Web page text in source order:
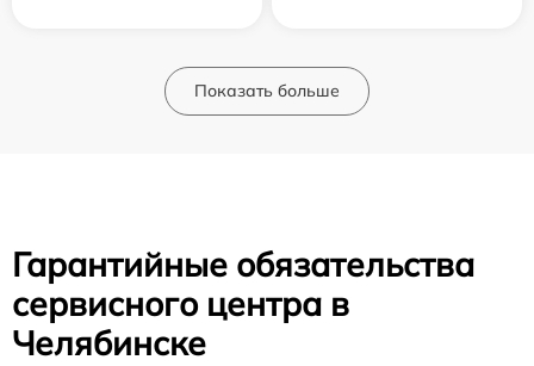
Показать больше
Гарантийные обязательства
сервисного центра в
Челябинске